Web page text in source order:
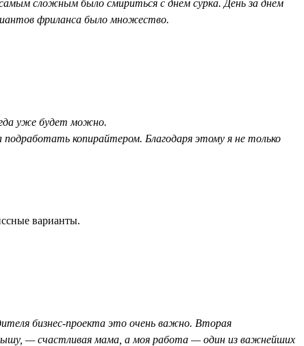
сложным было смириться с днём сурка. День за днём
фриланса было множество.
уже будет можно.
копирайтером. Благодаря этому я не только
варианты.
бизнес-проекта это очень важно. Вторая
— счастливая мама, а моя работа — один из важнейших